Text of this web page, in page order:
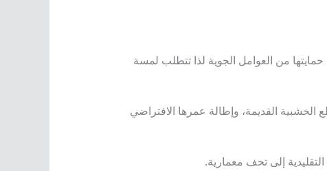
حمايتها من العوامل الجوية لذا تتطلب لمسة
الخشبية القديمة، وإطالة عمرها الافتراضي
إلى تحف معمارية.